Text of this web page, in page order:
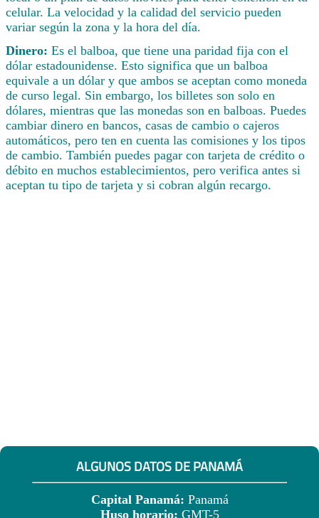
celular. La velocidad y la calidad del servicio pueden
variar según la zona y la hora del día.
Dinero: Es el balboa, que tiene una paridad fija con el
dólar estadounidense. Esto significa que un balboa
equivale a un dólar y que ambos se aceptan como moneda
de curso legal. Sin embargo, los billetes son solo en
dólares, mientras que las monedas son en balboas. Puedes
cambiar dinero en bancos, casas de cambio o cajeros
automáticos, pero ten en cuenta las comisiones y los tipos
de cambio. También puedes pagar con tarjeta de crédito o
débito en muchos establecimientos, pero verifica antes si
aceptan tu tipo de tarjeta y si cobran algún recargo.
ALGUNOS DATOS DE PANAMÁ
Capital Panamá: Panamá
Huso horario: GMT-5